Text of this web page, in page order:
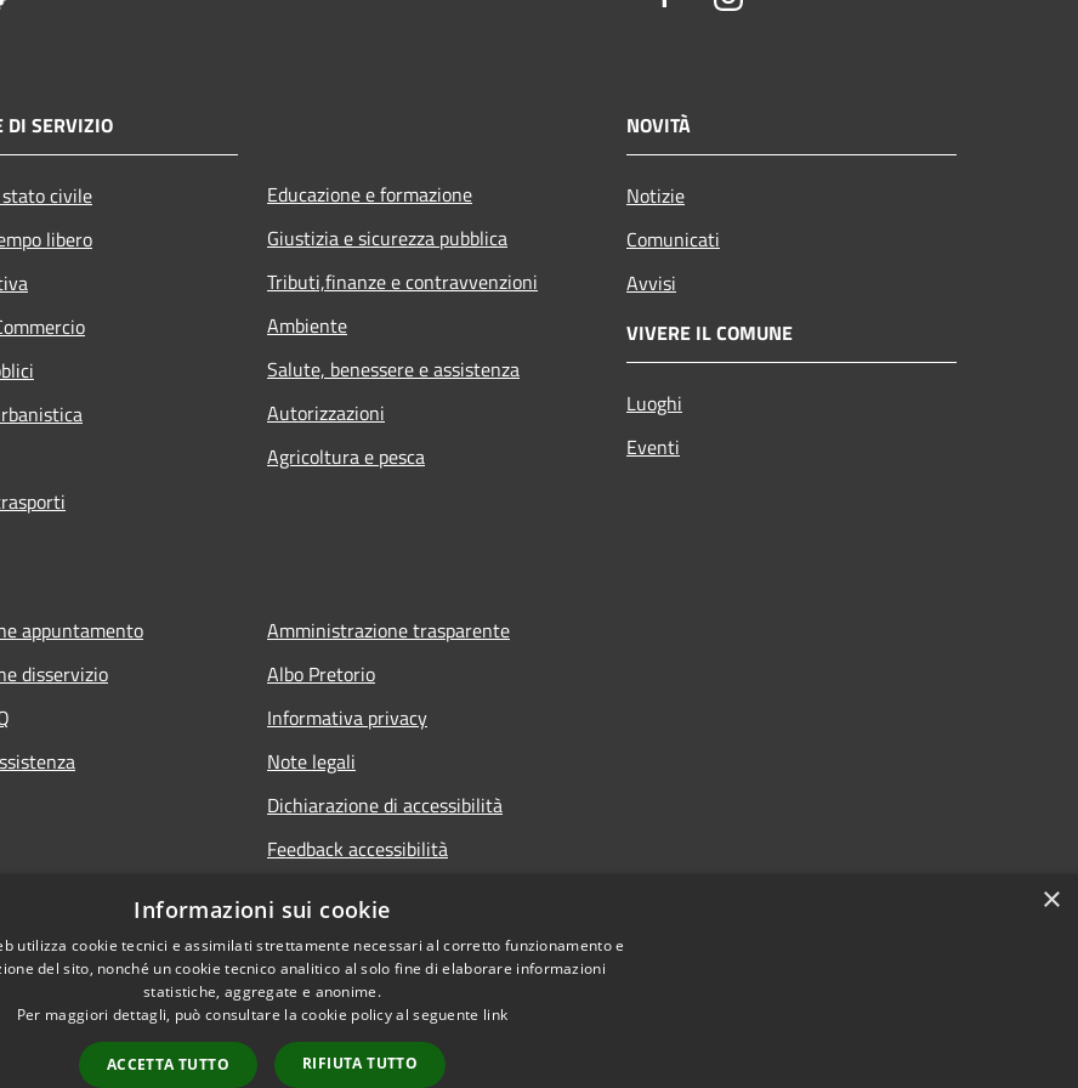
DI SERVIZIO
civile
libero
Educazione e formazione
Giustizia e sicurezza pubblica
Tributi,finanze e contravvenzioni
Ambiente
Salute, benessere e assistenza
Autorizzazioni
Agricoltura e pesca
NOVITÀ
Notizie
Comunicati
Avvisi
VIVERE IL COMUNE
Luoghi
Eventi
appuntamento
disservizio
Amministrazione trasparente
Albo Pretorio
Informativa privacy
Note legali
Dichiarazione di accessibilità
Feedback accessibilità
personali
Copyright © 2026 • Comune di Pioltello • Powered by
×
Informazioni sui cookie
utilizza cookie tecnici e assimilati strettamente necessari al corretto funzionamento e
del sito, nonché un cookie tecnico analitico al solo fine di elaborare informazioni
statistiche, aggregate e anonime.
Per maggiori dettagli, può consultare la cookie policy al seguente link
ACCETTA TUTTO RIFIUTA TUTTO